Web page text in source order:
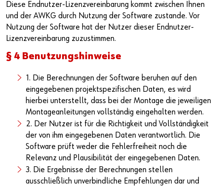
Diese Endnutzer-Lizenzvereinbarung kommt zwischen Ihnen
und der AWKG durch Nutzung der Software zustande. Vor
Nutzung der Software hat der Nutzer dieser Endnutzer-
Lizenzvereinbarung zuzustimmen.
§ 4 Benutzungshinweise
1. Die Berechnungen der Software beruhen auf den
eingegebenen projektspezifischen Daten, es wird
hierbei unterstellt, dass bei der Montage die jeweiligen
Montageanleitungen vollständig eingehalten werden.
2. Der Nutzer ist für die Richtigkeit und Vollständigkeit
der von ihm eingegebenen Daten verantwortlich. Die
Software prüft weder die Fehlerfreiheit noch die
Relevanz und Plausibilität der eingegebenen Daten.
3. Die Ergebnisse der Berechnungen stellen
ausschließlich unverbindliche Empfehlungen dar und